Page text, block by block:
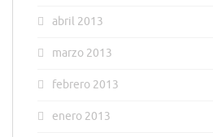
abril 2013
marzo 2013
febrero 2013
enero 2013